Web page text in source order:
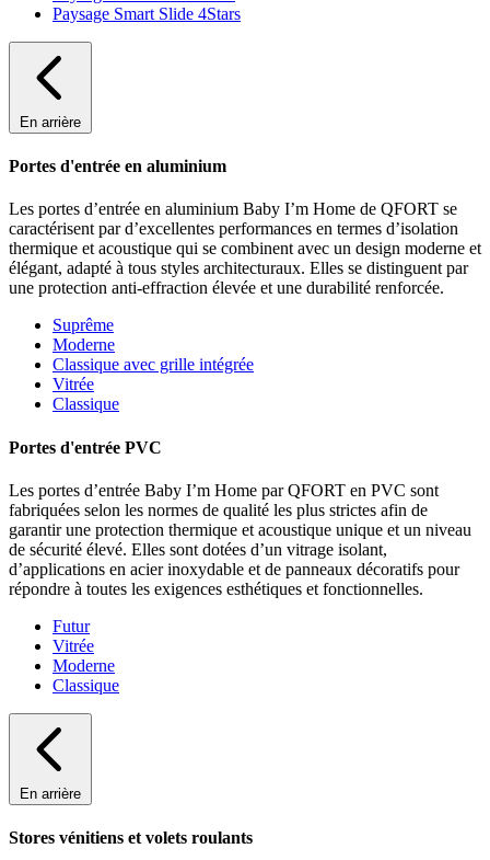
Paysage Smart Slide 4Stars
En arrière
Portes d'entrée en aluminium
Les portes d’entrée en aluminium Baby I’m Home de QFORT se
caractérisent par d’excellentes performances en termes d’isolation
thermique et acoustique qui se combinent avec un design moderne et
élégant, adapté à tous styles architecturaux. Elles se distinguent par
une protection anti-effraction élevée et une durabilité renforcée.
Suprême
Moderne
Classique avec grille intégrée
Vitrée
Classique
Portes d'entrée PVC
Les portes d’entrée Baby I’m Home par QFORT en PVC sont
fabriquées selon les normes de qualité les plus strictes afin de
garantir une protection thermique et acoustique unique et un niveau
de sécurité élevé. Elles sont dotées d’un vitrage isolant,
d’applications en acier inoxydable et de panneaux décoratifs pour
répondre à toutes les exigences esthétiques et fonctionnelles.
Futur
Vitrée
Moderne
Classique
En arrière
Stores vénitiens et volets roulants